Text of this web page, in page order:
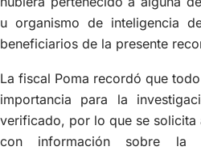
u organismo de inteligencia
beneficiarios de la presente
La fiscal Poma recordó que
importancia para la
verificado, por lo que se
con información sobre la